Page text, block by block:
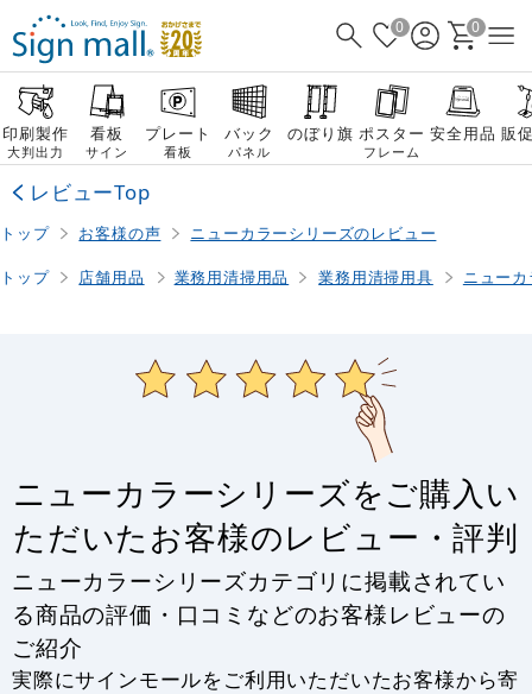
0 0
印刷製作
大判出力
看板
サイン
プレート
看板
バック
パネル
のぼり旗 ポスター
フレーム
安全用品 販
レビューTop
トップ お客様の声 ニューカラーシリーズのレビュー
トップ 店舗用品 業務用清掃用品 業務用清掃用具 ニュー
ニューカラーシリーズをご購入い
ただいたお客様のレビュー・評判
ニューカラーシリーズカテゴリに掲載されてい
る商品の評価・口コミなどのお客様レビューの
ご紹介
実際にサインモールをご利用いただいたお客様から寄